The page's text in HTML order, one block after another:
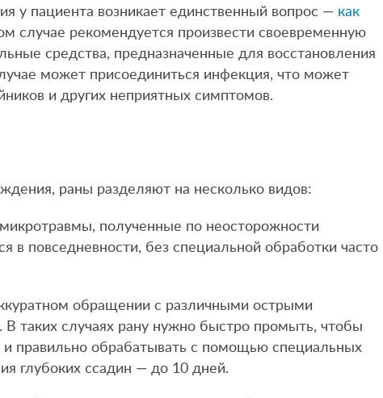
у пациента возникает единственный вопрос — как
случае рекомендуется произвести своевременную
средства, предназначенные для восстановления
может присоединиться инфекция, что может
и других неприятных симптомов.
раны разделяют на несколько видов:
полученные по неосторожности
в повседневности, без специальной обработки часто
обращении с различными острыми
таких случаях рану нужно быстро промыть, чтобы
правильно обрабатывать с помощью специальных
глубоких ссадин — до 10 дней.